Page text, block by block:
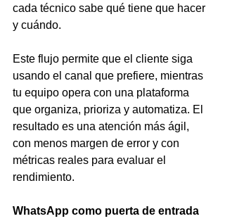
cada técnico sabe qué tiene que hacer
y cuándo.
Este flujo permite que el cliente siga
usando el canal que prefiere, mientras
tu equipo opera con una plataforma
que organiza, prioriza y automatiza. El
resultado es una atención más ágil,
con menos margen de error y con
métricas reales para evaluar el
rendimiento.
WhatsApp como puerta de entrada